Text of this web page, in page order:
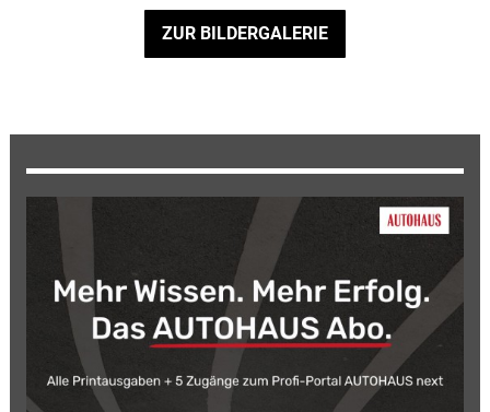
ZUR BILDERGALERIE